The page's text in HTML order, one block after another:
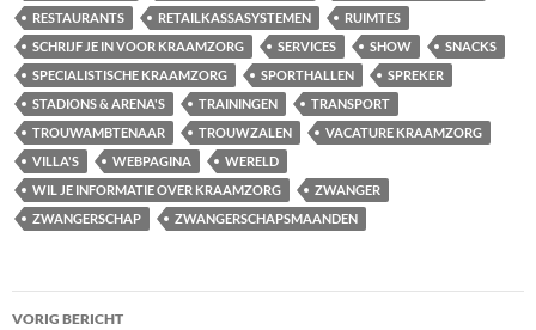
RESTAURANTS
RETAILKASSASYSTEMEN
RUIMTES
SCHRIJF JE IN VOOR KRAAMZORG
SERVICES SHOW
SNACKS
SPECIALISTISCHE KRAAMZORG
SPORTHALLEN
SPREKER
STADIONS & ARENA'S
TRAININGEN
TRANSPORT
TROUWAMBTENAAR
TROUWZALEN
VACATURE KRAAMZORG
VILLA'S
WEBPAGINA
WERELD
WIL JE INFORMATIE OVER KRAAMZORG
ZWANGER
ZWANGERSCHAP
ZWANGERSCHAPSMAANDEN
Bericht
VORIG BERICHT